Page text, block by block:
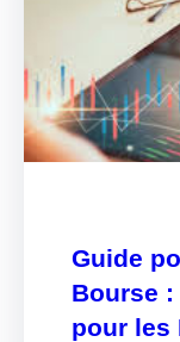
Guide
Bourse
pour les